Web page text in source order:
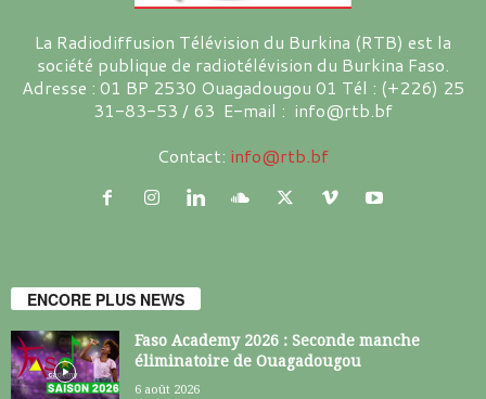
La Radiodiffusion Télévision du Burkina (RTB) est la
société publique de radiotélévision du Burkina Faso.
Adresse : 01 BP 2530 Ouagadougou 01 Tél : (+226) 25
31-83-53 / 63 E-mail : info@rtb.bf
Contact: info@rtb.bf
ENCORE PLUS NEWS
Faso Academy 2026 : Seconde manche
éliminatoire de Ouagadougou
6 août 2026